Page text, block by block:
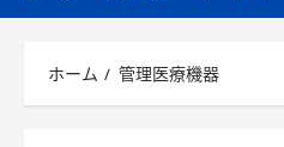
プ
ホーム 管理医療機器